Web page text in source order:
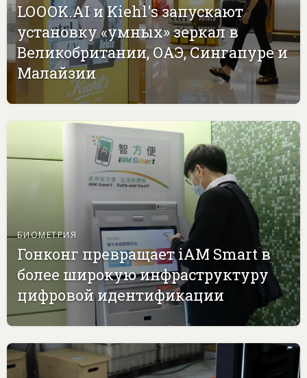
LOOOK.AI и Kiehl's запускают
установку «умных» зеркал в
Великобритании, ОАЭ, Сингапуре и
Малайзии
БИОМЕТРИЯ
Гонконг превращает iAM Smart в
более широкую инфраструктуру
цифровой идентификации